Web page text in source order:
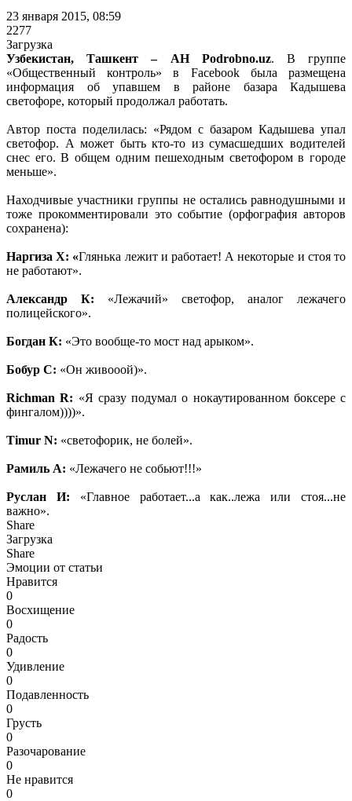
23 января 2015, 08:59
2277
Загрузка
Узбекистан, Ташкент – АН Podrobno.uz. В группе
«Общественный контроль» в Facebook была размещена
информация об упавшем в районе базара Кадышева
светофоре, который продолжал работать.
Автор поста поделилась: «Рядом с базаром Кадышева упал
светофор. А может быть кто-то из сумасшедших водителей
снес его. В общем одним пешеходным светофором в городе
меньше».
Находчивые участники группы не остались равнодушными и
тоже прокомментировали это событие (орфография авторов
сохранена):
Наргиза Х: «Глянька лежит и работает! А некоторые и стоя то
не работают».
Александр К: «Лежачий» светофор, аналог лежачего
полицейского».
Богдан К: «Это вообще-то мост над арыком».
Бобур С: «Он живооой)».
Richman R: «Я сразу подумал о нокаутированном боксере с
фингалом))))».
Timur N: «светофорик, не болей».
Рамиль А: «Лежачего не собьют!!!»
Руслан И: «Главное работает...а как..лежа или стоя...не
важно».
Share
Загрузка
Share
Эмоции от статьи
Нравится
0
Восхищение
0
Радость
0
Удивление
0
Подавленность
0
Грусть
0
Разочарование
0
Не нравится
0